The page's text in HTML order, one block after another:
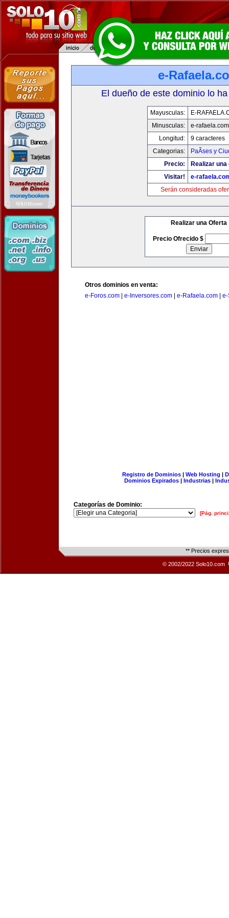
e-
El dueño de este dominio lo
Mayusculas:
E-
Minusculas:
e-rafaela.com
Longitud:
9 caracteres
Categorias:
PaÃ­ses y
Precio:
Realizar
Visitar!
e-
Serán consideradas
Realizar una Oferta
Precio Ofrecido $
Otros dominios en venta:
e-Foros.com
e-Inversores.com e-Rafaela.com e-
Registro de Dominios| Web Hosting |
Dominios Expirados | Industrias |
Categorías de Dominio:
[Pág.
** Precios
© 2002/2022 Solo10.com